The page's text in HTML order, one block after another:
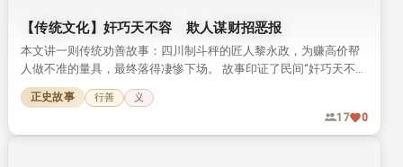
【传统文化】奸巧天不容 欺人谋财招恶报
本文讲一则传统劝善故事：四川制斗秤的匠人黎永政，为赚高价帮
人做不准的量具，最终落得凄惨下场。 故事印证了民间“奸巧天不
容”的善恶观，劝人不可为了钱财违背道义。
正史故事 行善 义
17 0